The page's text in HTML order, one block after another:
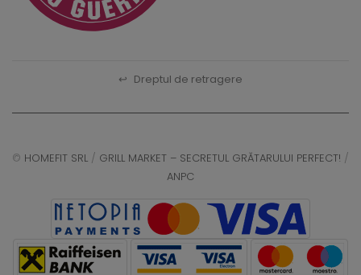
↩ Dreptul de retragere
© HOMEFIT SRL / GRILL MARKET – SECRETUL GRĂTARULUI PERFECT! /
ANPC